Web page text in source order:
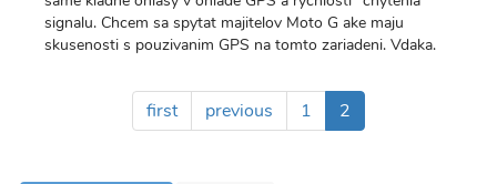
signalu. Chcem sa spytat majitelov Moto G ake maju
skusenosti s pouzivanim GPS na tomto zariadeni. Vdaka.
First
page
first
Previous
page
previous Page
1
Aktuálna
stránka
2